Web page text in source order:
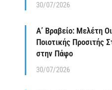
30/07/2026
Α’ Βραβείο: Μελέτη
Ποιοτικής Προσιτής
στην Πάφο
30/07/2026